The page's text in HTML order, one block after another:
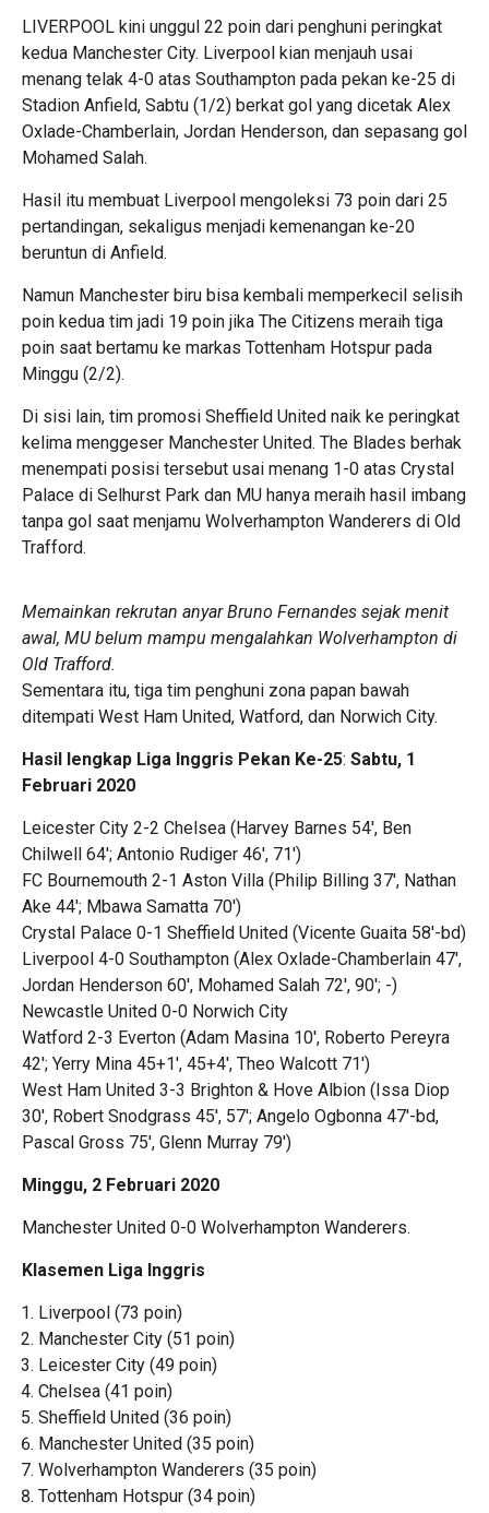
LIVERPOOL kini unggul 22 poin dari penghuni peringkat
kedua Manchester City. Liverpool kian menjauh usai
menang telak 4-0 atas Southampton pada pekan ke-25 di
Stadion Anfield, Sabtu (1/2) berkat gol yang dicetak Alex
Oxlade-Chamberlain, Jordan Henderson, dan sepasang gol
Mohamed Salah.
Hasil itu membuat Liverpool mengoleksi 73 poin dari 25
pertandingan, sekaligus menjadi kemenangan ke-20
beruntun di Anfield.
Namun Manchester biru bisa kembali memperkecil selisih
poin kedua tim jadi 19 poin jika The Citizens meraih tiga
poin saat bertamu ke markas Tottenham Hotspur pada
Minggu (2/2).
Di sisi lain, tim promosi Sheffield United naik ke peringkat
kelima menggeser Manchester United. The Blades berhak
menempati posisi tersebut usai menang 1-0 atas Crystal
Palace di Selhurst Park dan MU hanya meraih hasil imbang
tanpa gol saat menjamu Wolverhampton Wanderers di Old
Trafford.
Memainkan rekrutan anyar Bruno Fernandes sejak menit
awal, MU belum mampu mengalahkan Wolverhampton di
Old Trafford.
Sementara itu, tiga tim penghuni zona papan bawah
ditempati West Ham United, Watford, dan Norwich City.
Hasil lengkap Liga Inggris Pekan Ke-25: Sabtu, 1
Februari 2020
Leicester City 2-2 Chelsea (Harvey Barnes 54′, Ben
Chilwell 64′; Antonio Rudiger 46′, 71′)
FC Bournemouth 2-1 Aston Villa (Philip Billing 37′, Nathan
Ake 44′; Mbawa Samatta 70′)
Crystal Palace 0-1 Sheffield United (Vicente Guaita 58′-bd)
Liverpool 4-0 Southampton (Alex Oxlade-Chamberlain 47′,
Jordan Henderson 60′, Mohamed Salah 72′, 90′; -)
Newcastle United 0-0 Norwich City
Watford 2-3 Everton (Adam Masina 10′, Roberto Pereyra
42′; Yerry Mina 45+1′, 45+4′, Theo Walcott 71′)
West Ham United 3-3 Brighton & Hove Albion (Issa Diop
30′, Robert Snodgrass 45′, 57′; Angelo Ogbonna 47′-bd,
Pascal Gross 75′, Glenn Murray 79′)
Minggu, 2 Februari 2020
Manchester United 0-0 Wolverhampton Wanderers.
Klasemen Liga Inggris
Liverpool (73 poin)
Manchester City (51 poin)
Leicester City (49 poin)
Chelsea (41 poin)
Sheffield United (36 poin)
Manchester United (35 poin)
Wolverhampton Wanderers (35 poin)
Tottenham Hotspur (34 poin)